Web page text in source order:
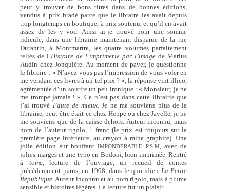
peut y trouver de bons titres dans de bonnes éditions,
vendus à prix bradé parce que le libraire les avait depuis
trop longtemps en boutique, à prix soutenu, et qu’il en avait
assez de les y voir. Ainsi ai-je trouvé pour une somme
ridicule, dans une librairie maintenant disparue de la rue
Durantin, à Montmartre, les quatre volumes parfaitement
reliés de l’Histoire de l’imprimerie par l’image de Marius
Audin chez Jonquière. Au moment de payer, je questionne
le libraire : « N’avez-vous pas l’impression de vous voler en
me vendant ces livres à un tel prix ? », la réponse vint illico,
agrémentée d’un sourire un peu ironique : « Monsieur, je ne
me trompe jamais ! ». Ce n’est pas dans cette librairie que
j’ai trouvé Faute de mieux. Je ne me souviens plus de la
librairie, peut-être était-ce chez Heppe ou chez Javelle, je ne
me souviens que de la caisse dehors. Auteur inconnu, mais
nom de l’auteur rigolo, 1 franc (le prix est toujours sur la
première page intérieure, au crayon à mine graphite). Une
jolie édition sur bouffantIMPONDERABLE P.S.M, avec de
jolies marges et une typo en Bodoni, bien imprimée. Rentré
à tome, lecture de l’ouvrage, un recueil de contes
précédemment parus, en 1908, dans le quotidien La Petite
République . Auteur inconnu et au nom rigolo, mais à plume
sensible et histoires légères. La lecture fut un plaisir.